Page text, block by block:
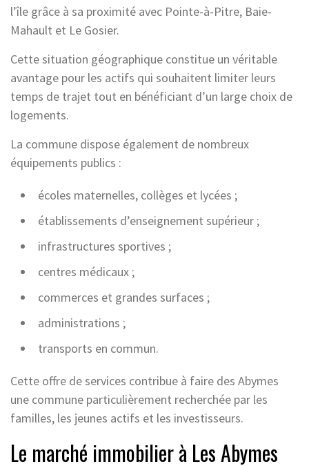
l’île grâce à sa proximité avec Pointe-à-Pitre, Baie-
Mahault et Le Gosier.
Cette situation géographique constitue un véritable
avantage pour les actifs qui souhaitent limiter leurs
temps de trajet tout en bénéficiant d’un large choix de
logements.
La commune dispose également de nombreux
équipements publics :
écoles maternelles, collèges et lycées ;
établissements d’enseignement supérieur ;
infrastructures sportives ;
centres médicaux ;
commerces et grandes surfaces ;
administrations ;
transports en commun.
Cette offre de services contribue à faire des Abymes
une commune particulièrement recherchée par les
familles, les jeunes actifs et les investisseurs.
Le marché immobilier à Les Abymes